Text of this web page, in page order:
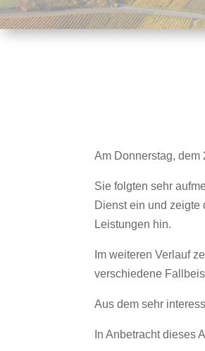
Am Donnerstag, dem
Sie folgten sehr
Dienst ein und
Leistungen hin.
Im weiteren Verlauf
verschiedene
Aus dem sehr
In Anbetracht dieses